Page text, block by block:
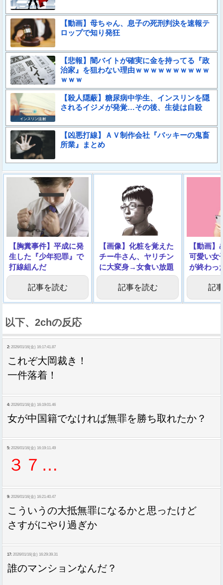
【動画】母ちゃん、息子の死刑判決を速報テ
ロップで知り発狂
【悲報】闇バイトが確実に金を持ってる『政
治家』を狙わない理由ｗｗｗｗｗｗｗｗｗｗ
ｗｗｗ
【殺人隠蔽】糖尿病中学生、インスリンを隠
されるイジメが発覚…その後、生徒は自殺
【凶悪打線】ＡＶ制作会社『バッキーの鬼畜
所業』まとめ
【胸糞事件】平成に発
生した『少年犯罪』で
打線組んだ
記事を読む
【画像】化粧を覚えた
チー牛さん、ヤリチン
に大変身→女食い放題
になるｗｗｗｗｗｗｗ
ｗｗｗ記事を読む
【動画
可愛い女
が終わっ
ルノをご
記
以下、2chの反応
2: 2026/01/16(金) 16:17:41.87
これぞ大岡裁き！
一件落着！
4: 2026/01/16(金) 16:19:01.46
女が中国籍でなければ無罪を勝ち取れたか？
5: 2026/01/16(金) 16:19:11.49
３７…
9: 2026/01/16(金) 16:21:40.47
こういうの大抵無罪になるかと思ったけど
さすがにやり過ぎか
17: 2026/01/16(金) 16:29:39.31
誰のマンションなんだ？